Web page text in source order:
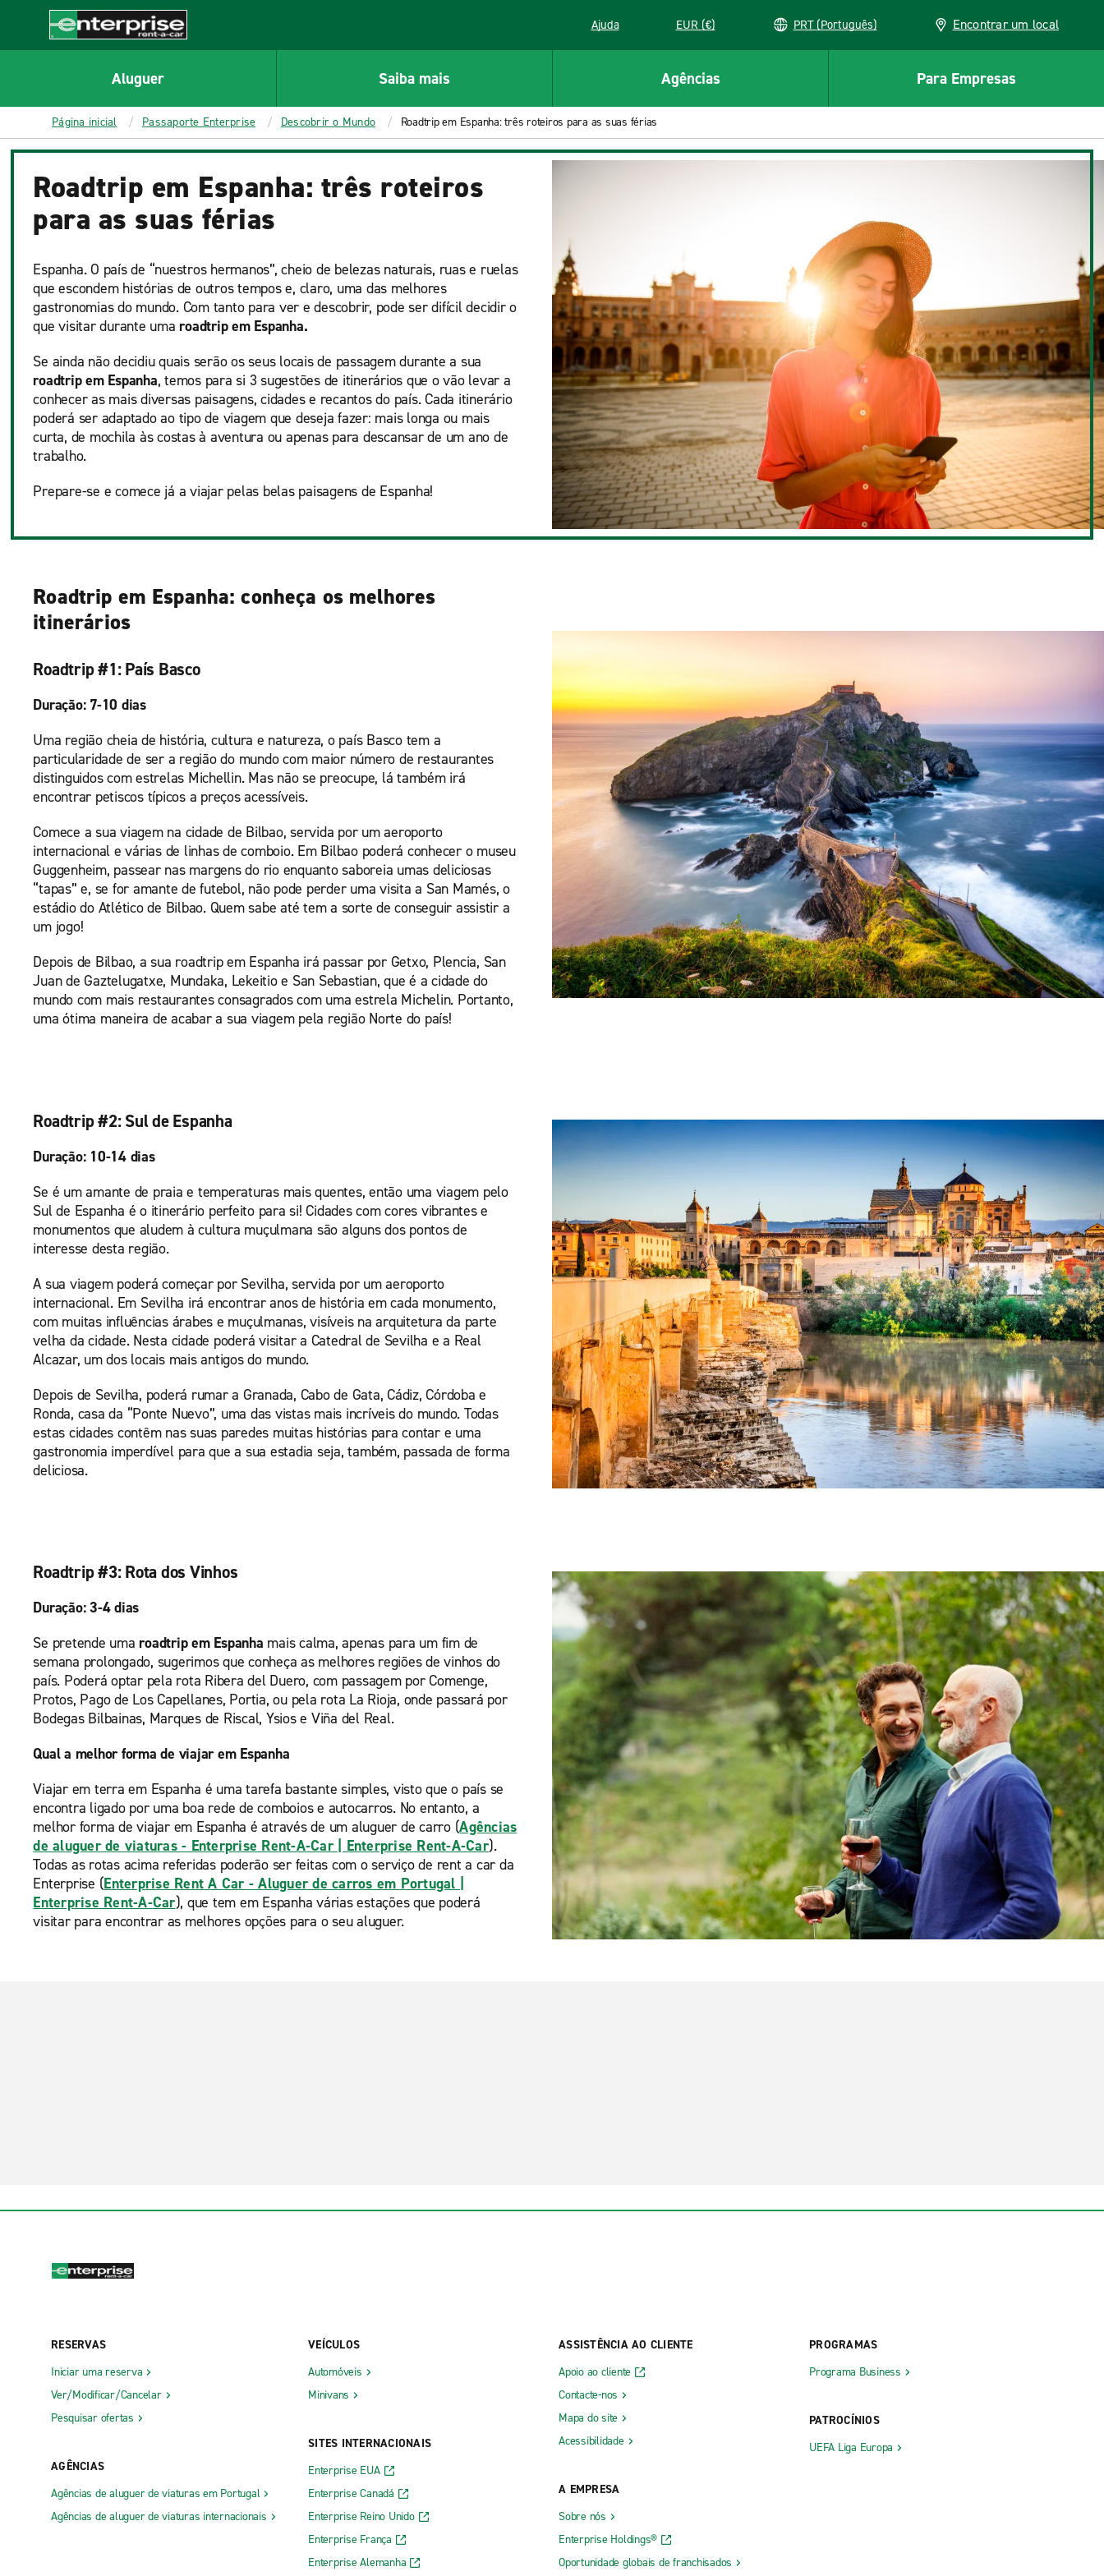
CONTENT
Enterprise
Ajuda EUR (€) PRT (Português) Encontrar um local
Aluguer Saiba mais Agências Para Empresas
Página inicial Passaporte Enterprise Descobrir o Mundo Roadtrip em Espanha: três roteiros para as suas férias
Roadtrip em Espanha: três roteiros
para as suas férias
Espanha. O país de “nuestros hermanos”, cheio de belezas naturais, ruas e ruelas
que escondem histórias de outros tempos e, claro, uma das melhores
gastronomias do mundo. Com tanto para ver e descobrir, pode ser difícil decidir o
que visitar durante uma roadtrip em Espanha.
Se ainda não decidiu quais serão os seus locais de passagem durante a sua
roadtrip em Espanha, temos para si 3 sugestões de itinerários que o vão levar a
conhecer as mais diversas paisagens, cidades e recantos do país. Cada itinerário
poderá ser adaptado ao tipo de viagem que deseja fazer: mais longa ou mais
curta, de mochila às costas à aventura ou apenas para descansar de um ano de
trabalho.
Prepare-se e comece já a viajar pelas belas paisagens de Espanha!
Roadtrip em Espanha: conheça os melhores
itinerários
Roadtrip #1: País Basco
Duração: 7-10 dias
Uma região cheia de história, cultura e natureza, o país Basco tem a
particularidade de ser a região do mundo com maior número de restaurantes
distinguidos com estrelas Michellin. Mas não se preocupe, lá também irá
encontrar petiscos típicos a preços acessíveis.
Comece a sua viagem na cidade de Bilbao, servida por um aeroporto
internacional e várias de linhas de comboio. Em Bilbao poderá conhecer o museu
Guggenheim, passear nas margens do rio enquanto saboreia umas deliciosas
“tapas” e, se for amante de futebol, não pode perder uma visita a San Mamés, o
estádio do Atlético de Bilbao. Quem sabe até tem a sorte de conseguir assistir a
um jogo!
Depois de Bilbao, a sua roadtrip em Espanha irá passar por Getxo, Plencia, San
Juan de Gaztelugatxe, Mundaka, Lekeitio e San Sebastian, que é a cidade do
mundo com mais restaurantes consagrados com uma estrela Michelin. Portanto,
uma ótima maneira de acabar a sua viagem pela região Norte do país!
Roadtrip #2: Sul de Espanha
Duração: 10-14 dias
Se é um amante de praia e temperaturas mais quentes, então uma viagem pelo
Sul de Espanha é o itinerário perfeito para si! Cidades com cores vibrantes e
monumentos que aludem à cultura muçulmana são alguns dos pontos de
interesse desta região.
A sua viagem poderá começar por Sevilha, servida por um aeroporto
internacional. Em Sevilha irá encontrar anos de história em cada monumento,
com muitas influências árabes e muçulmanas, visíveis na arquitetura da parte
velha da cidade. Nesta cidade poderá visitar a Catedral de Sevilha e a Real
Alcazar, um dos locais mais antigos do mundo.
Depois de Sevilha, poderá rumar a Granada, Cabo de Gata, Cádiz, Córdoba e
Ronda, casa da “Ponte Nuevo”, uma das vistas mais incríveis do mundo. Todas
estas cidades contêm nas suas paredes muitas histórias para contar e uma
gastronomia imperdível para que a sua estadia seja, também, passada de forma
deliciosa.
Roadtrip #3: Rota dos Vinhos
Duração: 3-4 dias
Se pretende uma roadtrip em Espanha mais calma, apenas para um fim de
semana prolongado, sugerimos que conheça as melhores regiões de vinhos do
país. Poderá optar pela rota Ribera del Duero, com passagem por Comenge,
Protos, Pago de Los Capellanes, Portia, ou pela rota La Rioja, onde passará por
Bodegas Bilbainas, Marques de Riscal, Ysios e Viña del Real.
Qual a melhor forma de viajar em Espanha
Viajar em terra em Espanha é uma tarefa bastante simples, visto que o país se
encontra ligado por uma boa rede de comboios e autocarros. No entanto, a
melhor forma de viajar em Espanha é através de um aluguer de carro (Agências
de aluguer de viaturas - Enterprise Rent-A-Car | Enterprise Rent-A-Car).
Todas as rotas acima referidas poderão ser feitas com o serviço de rent a car da
Enterprise (Enterprise Rent A Car - Aluguer de carros em Portugal |
Enterprise Rent-A-Car), que tem em Espanha várias estações que poderá
visitar para encontrar as melhores opções para o seu aluguer.
RESERVAS
Iniciar uma reserva
Ver/Modificar/Cancelar
Pesquisar ofertas
AGÊNCIAS
Agências de aluguer de viaturas em Portugal
Agências de aluguer de viaturas internacionais
VEÍCULOS
Automóveis
Minivans
SITES INTERNACIONAIS
Enterprise EUA
Enterprise Canadá
Enterprise Reino Unido
Enterprise França
Enterprise Alemanha
ASSISTÊNCIA AO CLIENTE
Apoio ao cliente
Contacte-nos
Mapa do site
Acessibilidade
A EMPRESA
Sobre nós
Enterprise Holdings®
Oportunidade globais de franchisados
PROGRAMAS
Programa Business
PATROCÍNIOS
UEFA Liga Europa